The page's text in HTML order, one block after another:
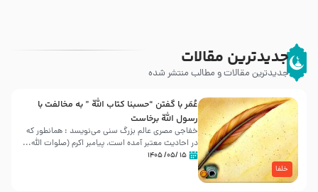
جدیدترین مقالات
جدیدترین مقالات و مطالب منتشر شده
خلفا
عُمَر با گفتن “حسبنا كتاب اللّه ” به مخالفت با
رسول اللّه برخاست
خفاجی مصری عالم بزرگ سنی می‌نویسد : همانطور که
در احادیث معتبر آمده است، پیامبر اکرم (صلوات اللّه...
۱۵ /۰۵/ ۱۴۰۵